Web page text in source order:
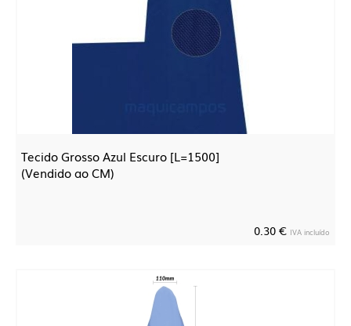
Tecido Grosso Azul Escuro [L=1500]
(Vendido ao CM)
0.30 € IVA incluído